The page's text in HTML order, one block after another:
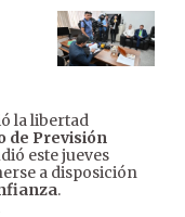
la libertad
de Previsión
este jueves
a disposición
.